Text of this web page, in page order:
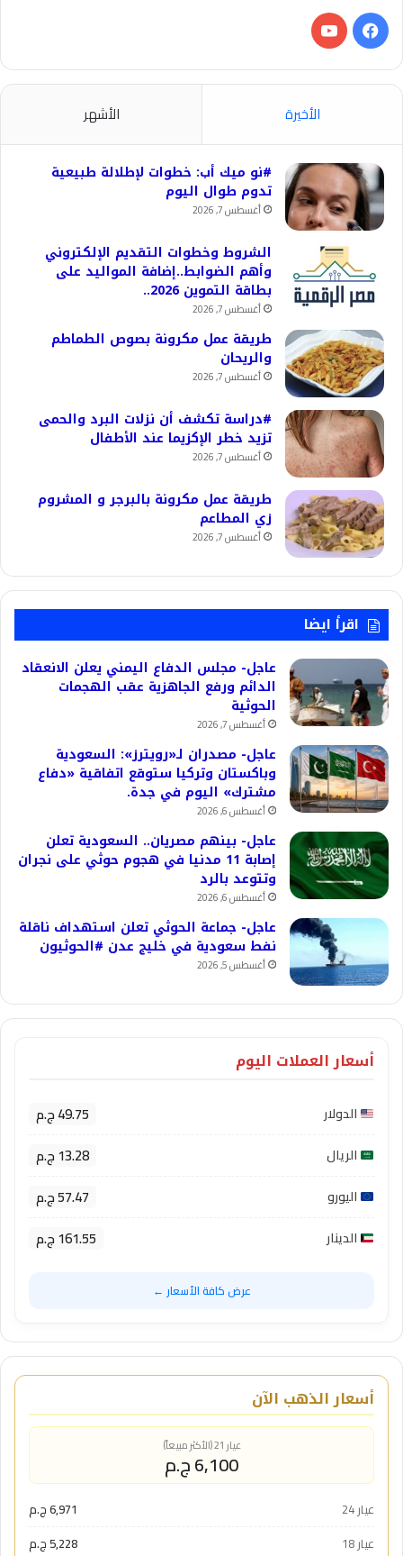
فيسبوك‫YouTube
الأخيرة الأشهر
#نو ميك أب: خطوات لإطلالة طبيعية
تدوم طوال اليوم
أغسطس 7, 2026
الشروط وخطوات التقديم الإلكتروني
وأهم الضوابط..إضافة المواليد على
بطاقة التموين 2026..
أغسطس 7, 2026
طريقة عمل مكرونة بصوص الطماطم
والريحان
أغسطس 7, 2026
#دراسة تكشف أن نزلات البرد والحمى
تزيد خطر الإكزيما عند الأطفال
أغسطس 7, 2026
طريقة عمل مكرونة بالبرجر و المشروم
زي المطاعم
أغسطس 7, 2026
اقرأ ايضا
عاجل- مجلس الدفاع اليمني يعلن الانعقاد
الدائم ورفع الجاهزية عقب الهجمات
الحوثية
أغسطس 7, 2026
عاجل- مصدران لـ«رويترز»: السعودية
وباكستان وتركيا ستوقع اتفاقية «دفاع
مشترك» اليوم في جدة.
أغسطس 6, 2026
عاجل- بينهم مصريان.. السعودية تعلن
إصابة 11 مدنيا في هجوم حوثي على نجران
وتتوعد بالرد
أغسطس 6, 2026
عاجل- جماعة الحوثي تعلن استهداف ناقلة
نفط سعودية في خليج عدن #الحوثيون
أغسطس 5, 2026
أسعار العملات اليوم
الدولار 49.75 ج.م
الريال 13.28 ج.م
اليورو 57.47 ج.م
الدينار 161.55 ج.م
عرض كافة الأسعار ←
أسعار الذهب الآن
عيار 21 (الأكثر مبيعاً)
6,100 ج.م
عيار 24
6,971 ج.م
عيار 18
5,228 ج.م